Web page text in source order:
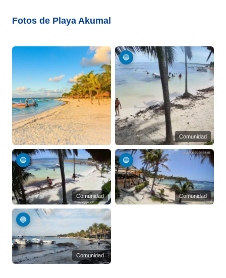
Fotos de Playa Akumal
🔵
Comunidad
🔵
Comunidad
🔵
Comunidad
🔵
Comunidad